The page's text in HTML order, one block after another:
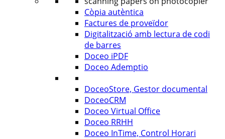
Còpia autèntica
Factures de proveïdor
Digitalització amb lectura de codi
de barres
Doceo iPDF
Doceo Ademptio
DoceoStore, Gestor documental
DoceoCRM
Doceo Virtual Office
Doceo RRHH
Doceo InTime, Control Horari